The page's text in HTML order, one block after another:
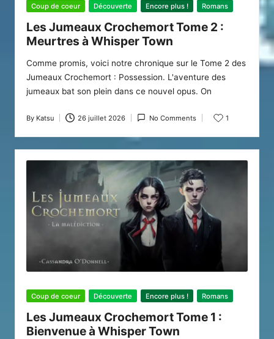
Posted
Coup de coeur Découverte Encore plus ! Romans
Les Jumeaux Crochemort Tome 2 :
Meurtres à Whisper Town
Comme promis, voici notre chronique sur le Tome 2 des
Jumeaux Crochemort : Possession. L'aventure des
jumeaux bat son plein dans ce nouvel opus. On
Posted
by
By Katsu 26 juillet 2026 No Comments 1
Posted
Coup de coeur Découverte Encore plus ! Romans
Les Jumeaux Crochemort Tome 1 :
Bienvenue à Whisper Town